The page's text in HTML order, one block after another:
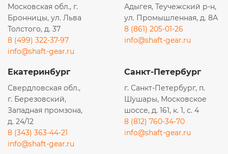
Московская обл., г.
Бронницы, ул. Льва
Толстого, д. 37
8 (499) 322-37-97
info@shaft-gear.ru
Адыгея, Теучежский р-н,
ул. Промышленная, д. 8А
8 (861) 205-01-26
info@shaft-gear.ru
Екатеринбург
Свердловская обл.,
г. Березовский,
Западная промзона,
д. 24/12
8 (343) 363-44-21
info@shaft-gear.ru
Санкт-Петербург
г. Санкт-Петербург, п.
Шушары, Московское
шоссе, д. 161, к. 1, с. 4
8 (812) 760-34-70
info@shaft-gear.ru